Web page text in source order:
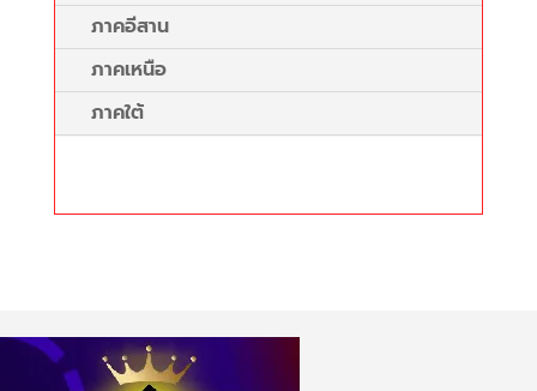
ภาคอีสาน
ภาคเหนือ
ภาคใต้